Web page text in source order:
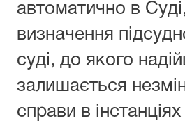
автоматично в
визначення
суді, до якого
залишається
справи в